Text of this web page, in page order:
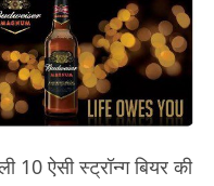
ऐसी स्ट्रॉन्ग बियर की